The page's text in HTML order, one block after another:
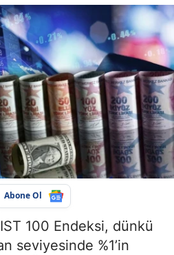
Abone Ol
100 Endeksi, dünkü
seviyesinde %1’in